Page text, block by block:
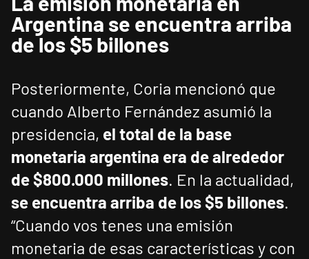
Argentina se encuentra arriba
de los $5 billones
Posteriormente, Coria mencionó que
cuando Alberto Fernández asumió la
presidencia, el total de la base
monetaria argentina era de alrededor
de $800.000 millones. En la actualidad,
se encuentra arriba de los $5 billones.
“Cuando vos tenes una emisión
monetaria de esas características y con